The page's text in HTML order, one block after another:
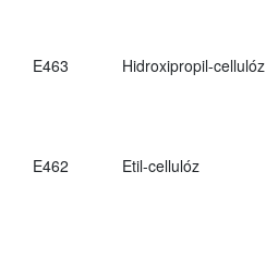
E463 Hidroxipropil-cellulóz
E462 Etil-cellulóz